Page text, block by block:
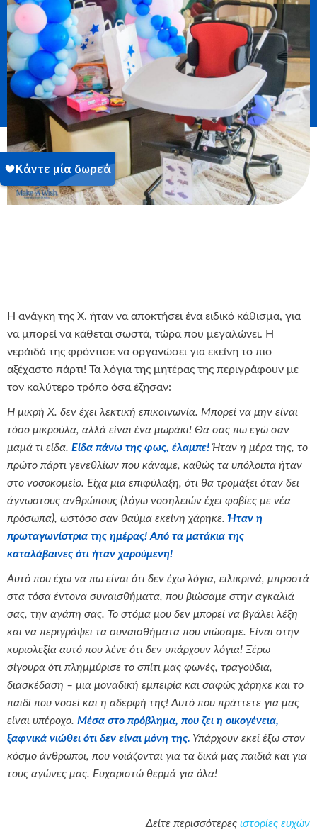
Η ανάγκη της Χ. ήταν να αποκτήσει ένα ειδικό κάθισμα, για
να μπορεί να κάθεται σωστά, τώρα που μεγαλώνει. Η
νεράιδά της φρόντισε να οργανώσει για εκείνη το πιο
αξέχαστο πάρτι! Τα λόγια της μητέρας της περιγράφουν με
τον καλύτερο τρόπο όσα έζησαν:
Η μικρή Χ. δεν έχει λεκτική επικοινωνία. Μπορεί να μην είναι
τόσο μικρούλα, αλλά είναι ένα μωράκι! Θα σας πω εγώ σαν
μαμά τι είδα. Είδα πάνω της φως, έλαμπε! Ήταν η μέρα της, το
πρώτο πάρτι γενεθλίων που κάναμε, καθώς τα υπόλοιπα ήταν
στο νοσοκομείο. Είχα μια επιφύλαξη, ότι θα τρομάξει όταν δει
άγνωστους ανθρώπους (λόγω νοσηλειών έχει φοβίες με νέα
πρόσωπα), ωστόσο σαν θαύμα εκείνη χάρηκε.Ήταν η
πρωταγωνίστρια της ημέρας! Από τα ματάκια της
καταλάβαινες ότι ήταν χαρούμενη!
Αυτό που έχω να πω είναι ότι δεν έχω λόγια, ειλικρινά, μπροστά
στα τόσα έντονα συναισθήματα, που βιώσαμε στην αγκαλιά
σας, την αγάπη σας. Το στόμα μου δεν μπορεί να βγάλει λέξη
και να περιγράψει τα συναισθήματα που νιώσαμε. Είναι στην
κυριολεξία αυτό που λένε ότι δεν υπάρχουν λόγια! Ξέρω
σίγουρα ότι πλημμύρισε το σπίτι μας φωνές, τραγούδια,
διασκέδαση – μια μοναδική εμπειρία και σαφώς χάρηκε και το
παιδί που νοσεί και η αδερφή της! Αυτό που πράττετε για μας
είναι υπέροχο. Μέσα στο πρόβλημα, που ζει η οικογένεια,
ξαφνικά νιώθει ότι δεν είναι μόνη της. Υπάρχουν εκεί έξω στον
κόσμο άνθρωποι, που νοιάζονται για τα δικά μας παιδιά και για
τους αγώνες μας. Ευχαριστώ θερμά για όλα!
Δείτε περισσότερες ιστορίες ευχών